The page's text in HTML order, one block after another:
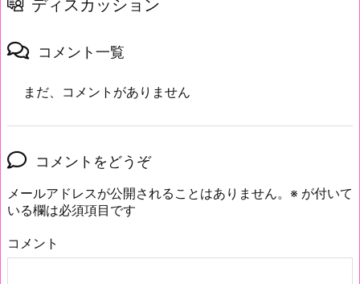
ディスカッション
コメント一覧
まだ、コメントがありません
コメントをどうぞ
メールアドレスが公開されることはありません。 ※ が付いて
いる欄は必須項目です
コメント